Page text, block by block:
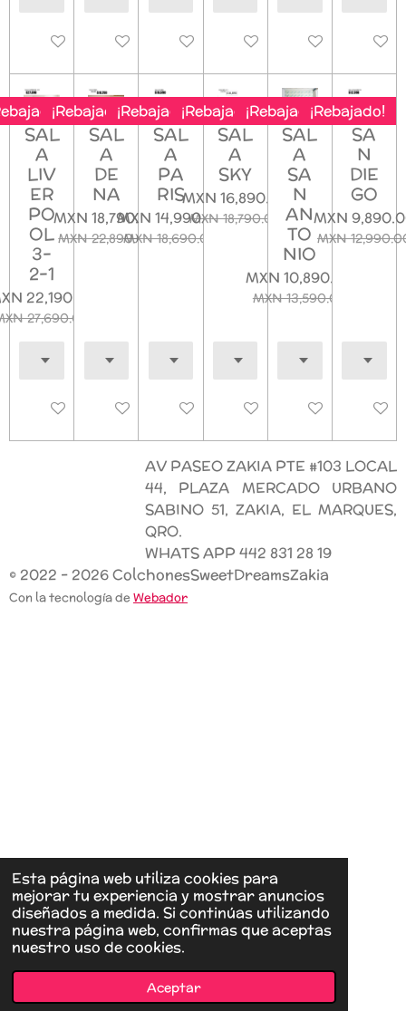
Esta página web utiliza cookies para
mejorar tu experiencia y mostrar anuncios
diseñados a medida. Si continúas utilizando
nuestra página web, confirmas que aceptas
nuestro uso de cookies.
Aceptar
DeshabilitadoDeshabilitadoDeshabilitadoDeshabilitadoDeshabilitado
SAL
A
LIV
ER
PO
OL
3-
2-1
22,190.00
27,690.00
Deshabilitado
¡Rebajado!
SAL
A
DE
NA
MXN 18,790.00
MXN 22,890.00
Deshabilitado
¡Rebajado!
SAL
A
PA
RIS
MXN 14,990.00
MXN 18,690.00
Deshabilitado
¡Rebajado!
SAL
A
SKY
MXN 16,890.00
MXN 18,790.00
Deshabilitado
¡Rebajado!
SAL
A
SA
N
AN
TO
NIO
MXN 10,890.00
MXN 13,590.00
Deshabilitado
¡Rebajado!
SA
N
DIE
GO
MXN
MXN
AV PASEO ZAKIA PTE #103 LOCAL
44, PLAZA MERCADO URBANO
SABINO 51, ZAKIA, EL MARQUES,
QRO.
WHATS APP 442 831 28 19
© 2022 - 2026 ColchonesSweetDreamsZakia
Con la tecnología deWebador